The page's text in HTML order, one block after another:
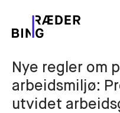
Nye regler om
arbeidsmiljø:
utvidet